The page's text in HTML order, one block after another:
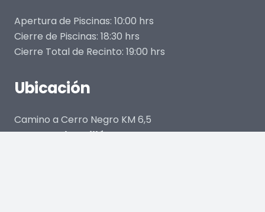
Apertura de Piscinas: 10:00 hrs
Cierre de Piscinas: 18:30 hrs
Cierre Total de Recinto: 19:00 hrs
Ubicación
Camino a Cerro Negro KM 6,5
Comuna de Quillón